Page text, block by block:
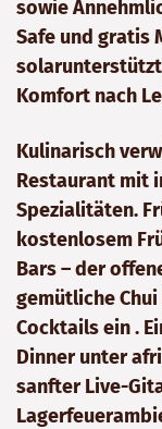
sowie
Safe und gratis
Komfort nach
Kulinarisch
Restaurant mit
Spezialitäten.
kostenlosem
Bars – der
gemütliche
Cocktails ein .
Dinner unter
sanfter Live-